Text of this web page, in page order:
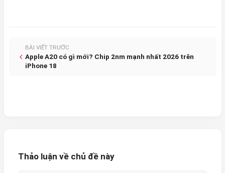
BÀI VIẾT TRƯỚC
Apple A20 có gì mới? Chip 2nm mạnh nhất 2026 trên
iPhone 18
Thảo luận về chủ đề này